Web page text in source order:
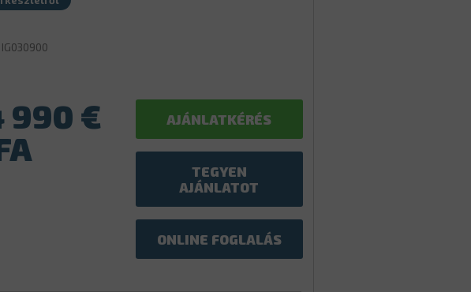
IG030900
990 € AJÁNLATKÉRÉS
TEGYEN
AJÁNLATOT
ONLINE FOGLALÁS